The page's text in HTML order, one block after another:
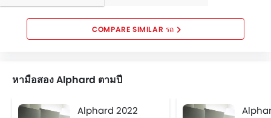
COMPARE SIMILAR รถ
หามือสอง Alphard ตามปี
Alphard 2022